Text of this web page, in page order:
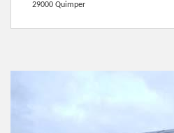
29000 Quimper